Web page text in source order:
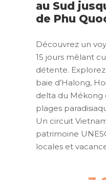
au Sud
de Phu
Découvrez un
15 jours mêlant
détente. Explorez
baie d’Halong,
delta du Mékong
plages
Un circuit
patrimoine
locales et